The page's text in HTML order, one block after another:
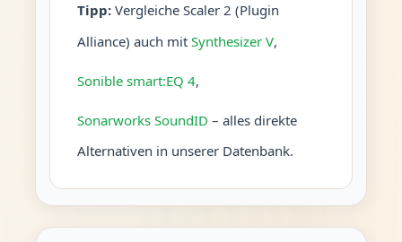
Tipp:Vergleiche Scaler 2 (Plugin
Alliance) auch mit Synthesizer V,
Sonible smart:EQ 4,
Sonarworks SoundID – alles direkte
Alternativen in unserer Datenbank.